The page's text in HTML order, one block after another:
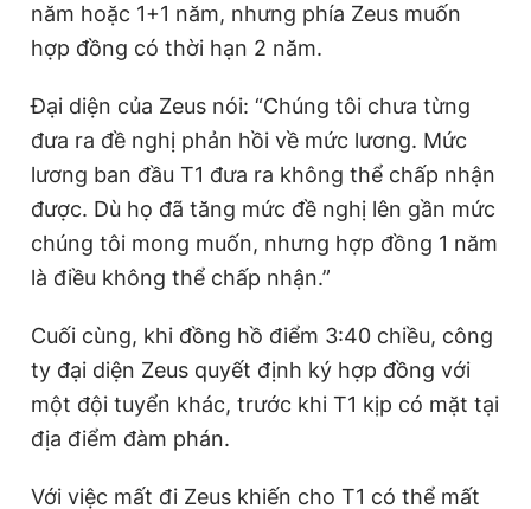
năm hoặc 1+1 năm, nhưng phía Zeus muốn
hợp đồng có thời hạn 2 năm.
Đại diện của Zeus nói: “Chúng tôi chưa từng
đưa ra đề nghị phản hồi về mức lương. Mức
lương ban đầu T1 đưa ra không thể chấp nhận
được. Dù họ đã tăng mức đề nghị lên gần mức
chúng tôi mong muốn, nhưng hợp đồng 1 năm
là điều không thể chấp nhận.”
Cuối cùng, khi đồng hồ điểm 3:40 chiều, công
ty đại diện Zeus quyết định ký hợp đồng với
một đội tuyển khác, trước khi T1 kịp có mặt tại
địa điểm đàm phán.
Với việc mất đi Zeus khiến cho T1 có thể mất